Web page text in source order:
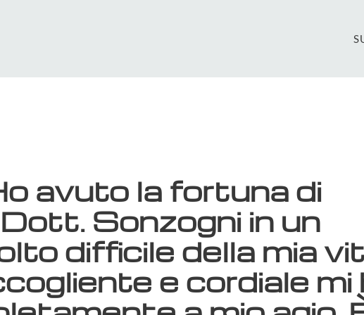
avuto la fortuna di
Sonzogni in un
difficile della mia
e cordiale mi